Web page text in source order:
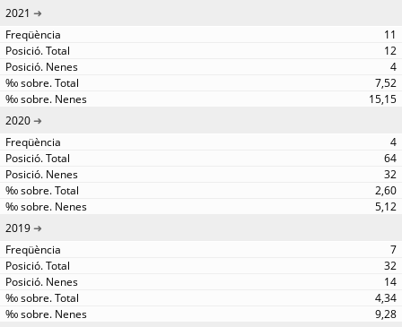
2021
11
12
4
7,52
15,15
2020
4
64
32
2,60
5,12
2019
7
32
14
4,34
9,28